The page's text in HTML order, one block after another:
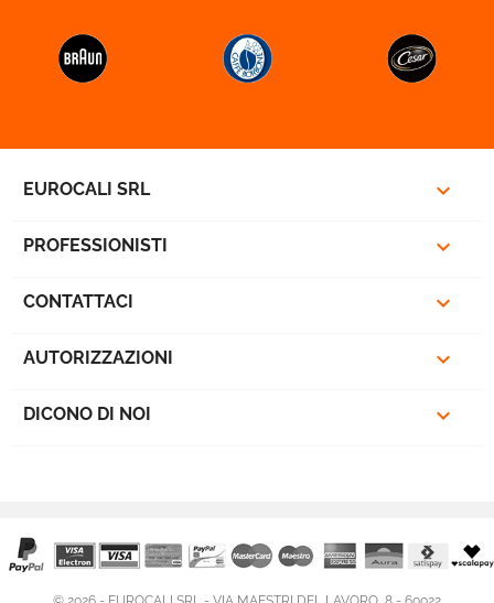
EUROCALI SRL 
PROFESSIONISTI 
CONTATTACI 
AUTORIZZAZIONI 
DICONO DI NOI 